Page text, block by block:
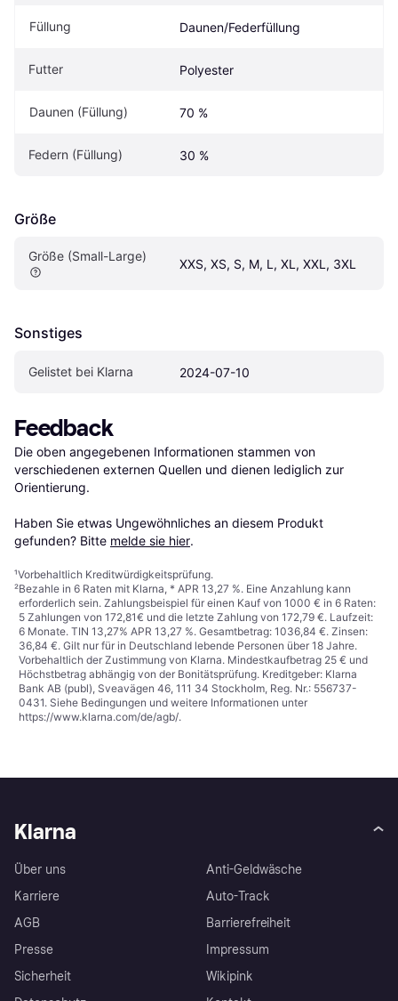
Füllung Daunen/Federfüllung
Futter Polyester
Daunen (Füllung) 70 %
Federn (Füllung) 30 %
Größe
Größe (Small-Large)
XXS, XS, S, M, L, XL, XXL, 3XL
Sonstiges
Gelistet bei Klarna 2024-07-10
Feedback
Die oben angegebenen Informationen stammen von
verschiedenen externen Quellen und dienen lediglich zur
Orientierung.
Haben Sie etwas Ungewöhnliches an diesem Produkt
gefunden? Bitte melde sie hier.
¹Vorbehaltlich Kreditwürdigkeitsprüfung.
²Bezahle in 6 Raten mit Klarna, * APR 13,27 %. Eine Anzahlung kann
erforderlich sein. Zahlungsbeispiel für einen Kauf von 1000 € in 6 Raten:
5 Zahlungen von 172,81€ und die letzte Zahlung von 172,79 €. Laufzeit:
6 Monate. TIN 13,27% APR 13,27 %. Gesamtbetrag: 1036,84 €. Zinsen:
36,84 €. Gilt nur für in Deutschland lebende Personen über 18 Jahre.
Vorbehaltlich der Zustimmung von Klarna. Mindestkaufbetrag 25 € und
Höchstbetrag abhängig von der Bonitätsprüfung. Kreditgeber: Klarna
Bank AB (publ), Sveavägen 46, 111 34 Stockholm, Reg. Nr.: 556737-
0431. Siehe Bedingungen und weitere Informationen unter
https://www.klarna.com/de/agb/.
Klarna
Über uns
Karriere
AGB
Presse
Sicherheit
Anti-Geldwäsche
Auto-Track
Barrierefreiheit
Impressum
Wikipink